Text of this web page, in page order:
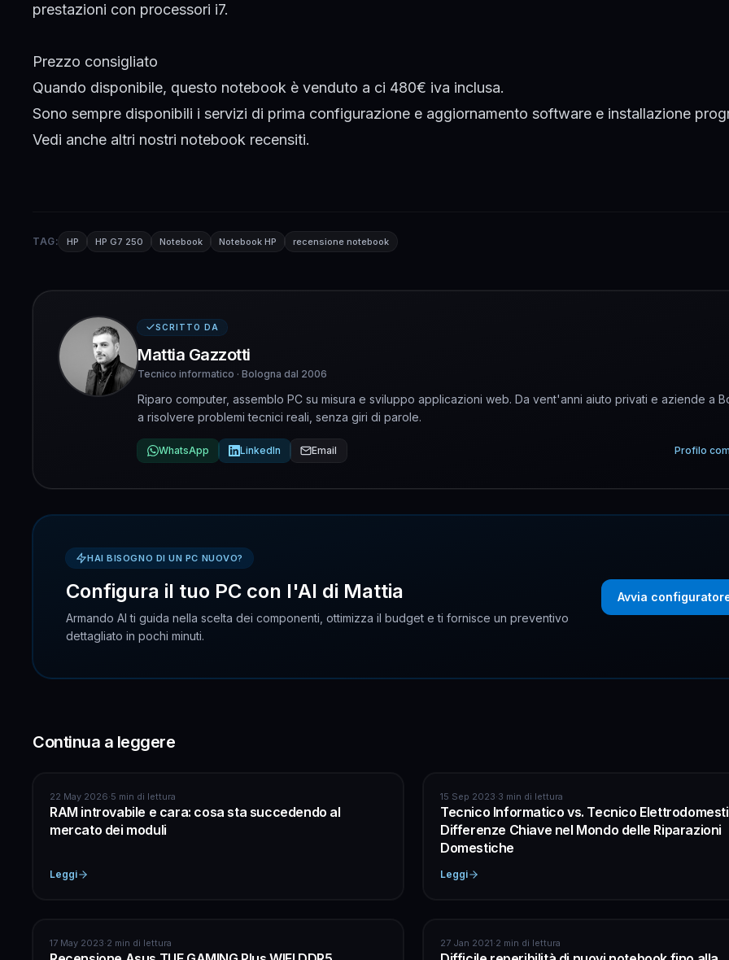
prestazioni con processori i7.
Prezzo consigliato
Quando disponibile, questo notebook è venduto a ci 480€ iva inclusa.
Sono sempre disponibili i servizi di prima configurazione e aggiornamento software e installazione
Vedi anche altri nostri notebook recensiti.
TAG: HP HP G7 250 Notebook Notebook HP recensione notebook
SCRITTO DA
Mattia Gazzotti
Tecnico informatico · Bologna dal 2006
Riparo computer, assemblo PC su misura e sviluppo applicazioni web. Da vent'anni aiuto privati e aziende a
a risolvere problemi tecnici reali, senza giri di parole.
WhatsApp LinkedIn Email Profilo
HAI BISOGNO DI UN PC NUOVO?
Configura il tuo PC con l'AI di Mattia
Armando AI ti guida nella scelta dei componenti, ottimizza il budget e ti fornisce un preventivo
dettagliato in pochi minuti.
Avvia
Continua a leggere
ASSISTENZA COMPUTER
22 May 2026·5 min di lettura
RAM introvabile e cara: cosa sta succedendo al
mercato dei moduli
Leggi
INFORMATICA
15 Sep 2023·3 min di lettura
Tecnico Informatico vs. Tecnico
Differenze Chiave nel Mondo delle Riparazioni
Domestiche
Leggi
HARDWARE
17 May 2023·2 min di lettura INFORMATICA
27 Jan 2021·2 min di lettura